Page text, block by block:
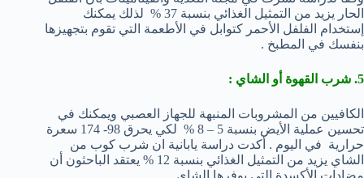
الحار يزيد من التمثيل الغذائي بنسبة 37 % لذلك يمكنك
إستخدام الفلفل الأحمر كتوابل في الأطعمة التي تقوم بتجهيزها
بنفسك في المطبخ .
5. شرب القهوة أو الشاي :
الكافيين من المشروبات المنبهة للجهاز العصبي ويمكنك في
تحسين عملية الأيض بنسبة 5 – 8 % لكي يحرق 98- 174 سعرة
حرارية في اليوم . أكدت دراسة يابانية ان شرب كوب من
الشاي يزيد من التمثيل الغذائي بنسبة 12 % يعتقد الباحثون أن